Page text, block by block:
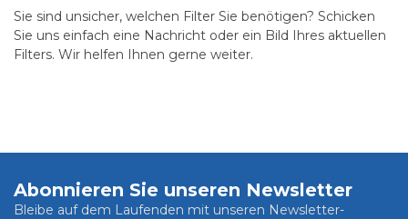
Sie sind unsicher, welchen Filter Sie benötigen? Schicken
Sie uns einfach eine Nachricht oder ein Bild Ihres aktuellen
Filters. Wir helfen Ihnen gerne weiter.
Abonnieren Sie unseren Newsletter
Bleibe auf dem Laufenden mit unseren Newsletter-